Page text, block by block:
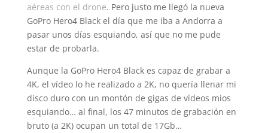
aéreas con el drone. Pero justo me llegó la nueva
GoPro Hero4 Black el día que me iba a Andorra a
pasar unos días esquiando, así que no me pude
estar de probarla.
Aunque la GoPro Hero4 Black es capaz de grabar a
4K, el vídeo lo he realizado a 2K, no quería llenar mi
disco duro con un montón de gigas de vídeos mios
esquiando… al final, los 47 minutos de grabación en
bruto (a 2K) ocupan un total de 17Gb…